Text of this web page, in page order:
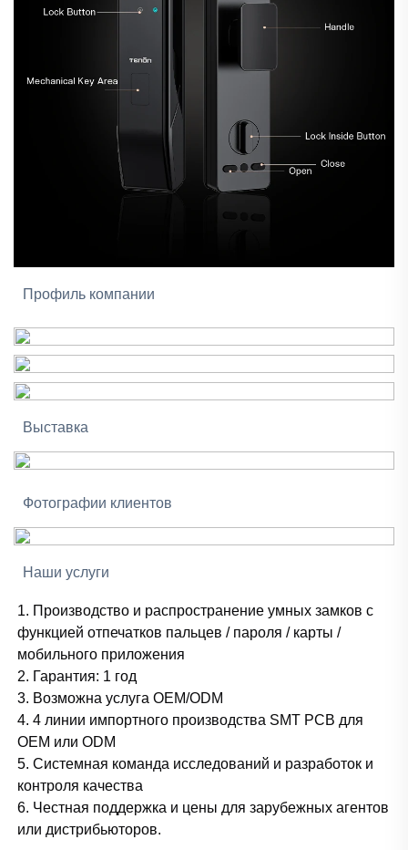
Профиль компании
Выставка
Фотографии клиентов
Наши услуги
1. Производство и распространение умных замков с
функцией отпечатков пальцев / пароля / карты /
мобильного приложения
2. Гарантия: 1 год
3. Возможна услуга OEM/ODM
4. 4 линии импортного производства SMT PCB для
OEM или ODM
5. Системная команда исследований и разработок и
контроля качества
6. Честная поддержка и цены для зарубежных агентов
или дистрибьюторов.